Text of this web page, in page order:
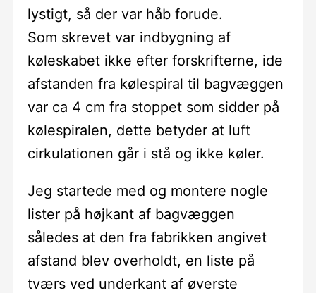
lystigt, så der var håb forude.
Som skrevet var indbygning af
køleskabet ikke efter forskrifterne, ide
afstanden fra kølespiral til bagvæggen
var ca 4 cm fra stoppet som sidder på
kølespiralen, dette betyder at luft
cirkulationen går i stå og ikke køler.
Jeg startede med og montere nogle
lister på højkant af bagvæggen
således at den fra fabrikken angivet
afstand blev overholdt, en liste på
tværs ved underkant af øverste